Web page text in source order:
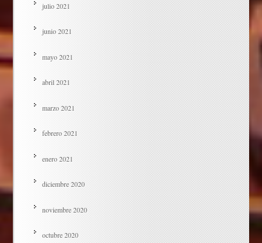
julio 2021
junio 2021
mayo 2021
abril 2021
marzo 2021
febrero 2021
enero 2021
diciembre 2020
noviembre 2020
octubre 2020